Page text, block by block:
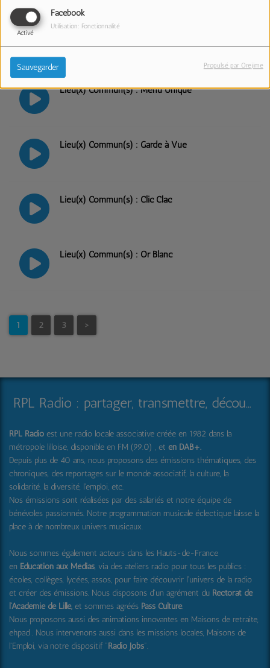
Facebook
Activé
Utilisation: Fonctionnalité
Sauvegarder Propulsé par Orejime
Lieu(x) Commun(s) : Menu Unique
Lieu(x) Commun(s) : Garde à Vue
Lieu(x) Commun(s) : Clic Clac
Lieu(x) Commun(s) : Or Blanc
1 2 3 >
RPL Radio : partager, transmettre, découvrir et surprendre
RPL Radio est une radio locale associative créée en 1982 dans la
métropole lilloise, disponible en FM (99.0) , et en DAB+.
Depuis plus de 40 ans, nous proposons des émissions thématiques, des
chroniques, des reportages sur le monde associatif, la culture, la
solidarité, la diversité, l'emploi, etc.
Nos émissions sont réalisées par des salariés et notre équipe de
bénévoles passionnés. Notre programmation musicale éclectique laisse la
place à de nombreux univers musicaux.
Nous sommes également acteurs dans les Hauts-de-France
en Education aux Médias, via des ateliers radio pour tous les publics :
écoles, collèges, lycées, assos, pour faire découvrir l'univers de la radio
et créer des émissions. Nous disposons d'un agrément du Rectorat de
l'Académie de Lille, et sommes agréés Pass Culture.
Nous proposons aussi des animations innovantes en Maisons de retraite,
ehpad . Nous intervenons aussi dans les missions locales, Maisons de
l'Emploi, via notre dispositif "Radio Jobs".